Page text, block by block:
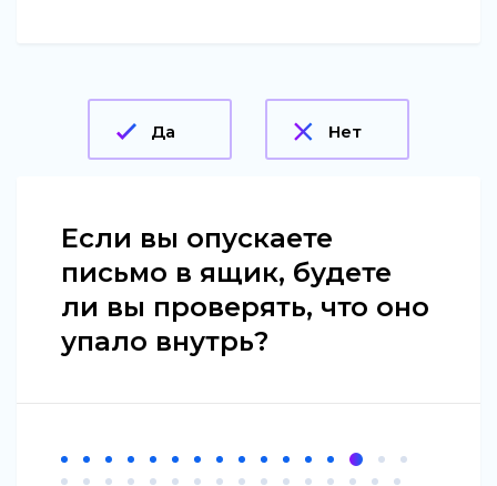
Да Нет
Если вы опускаете
письмо в ящик, будете
ли вы проверять, что оно
упало внутрь?